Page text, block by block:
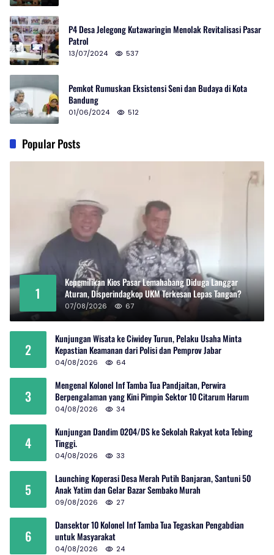
P4 Desa Jelegong Kutawaringin Menolak Revitalisasi Pasar
Patrol
13/07/2024 537
Pemkot Rumuskan Eksistensi Seni dan Budaya di Kota
Bandung
01/06/2024 512
Popular Posts
1
Kepemilikan Kios Pasar Lemahabang Diduga Langgar
Aturan, Disperindagkop UKM Terkesan Lepas Tangan?
07/08/2026 67
2
Kunjungan Wisata ke Ciwidey Turun, Pelaku Usaha Minta
Kepastian Keamanan dari Polisi dan Pemprov Jabar
04/08/2026 64
3
Mengenal Kolonel Inf Tamba Tua Pandjaitan, Perwira
Berpengalaman yang Kini Pimpin Sektor 10 Citarum Harum
04/08/2026 34
4
Kunjungan Dandim 0204/DS ke Sekolah Rakyat kota Tebing
Tinggi.
04/08/2026 33
5
Launching Koperasi Desa Merah Putih Banjaran, Santuni 50
Anak Yatim dan Gelar Bazar Sembako Murah
09/08/2026 27
6
Dansektor 10 Kolonel Inf Tamba Tua Tegaskan Pengabdian
untuk Masyarakat
04/08/2026 24